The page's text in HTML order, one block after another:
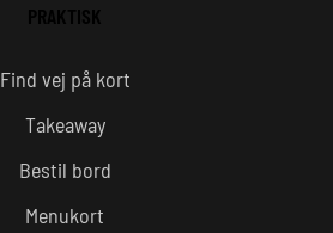
PRAKTISK
Find vej på kort
Takeaway
Bestil bord
Menukort